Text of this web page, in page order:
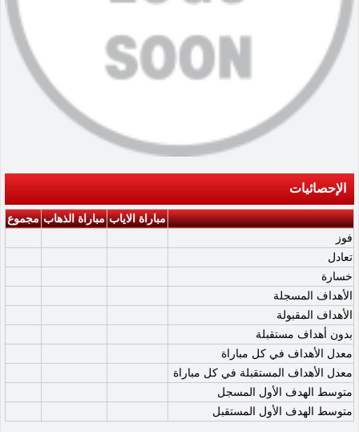
الإحصائيات
مباراة الاياب مباراة الذهاب مجموع
فوز
تعادل
خسارة
الأهداف المسجلة
الأهداف المقبولة
بدون أهداف مستقبلة
معدل الأهداف في كل مباراة
معدل الأهداف المستقبلة في كل مباراة
متوسط الهدف الأول المسجل
متوسط الهدف الأول المستقبل